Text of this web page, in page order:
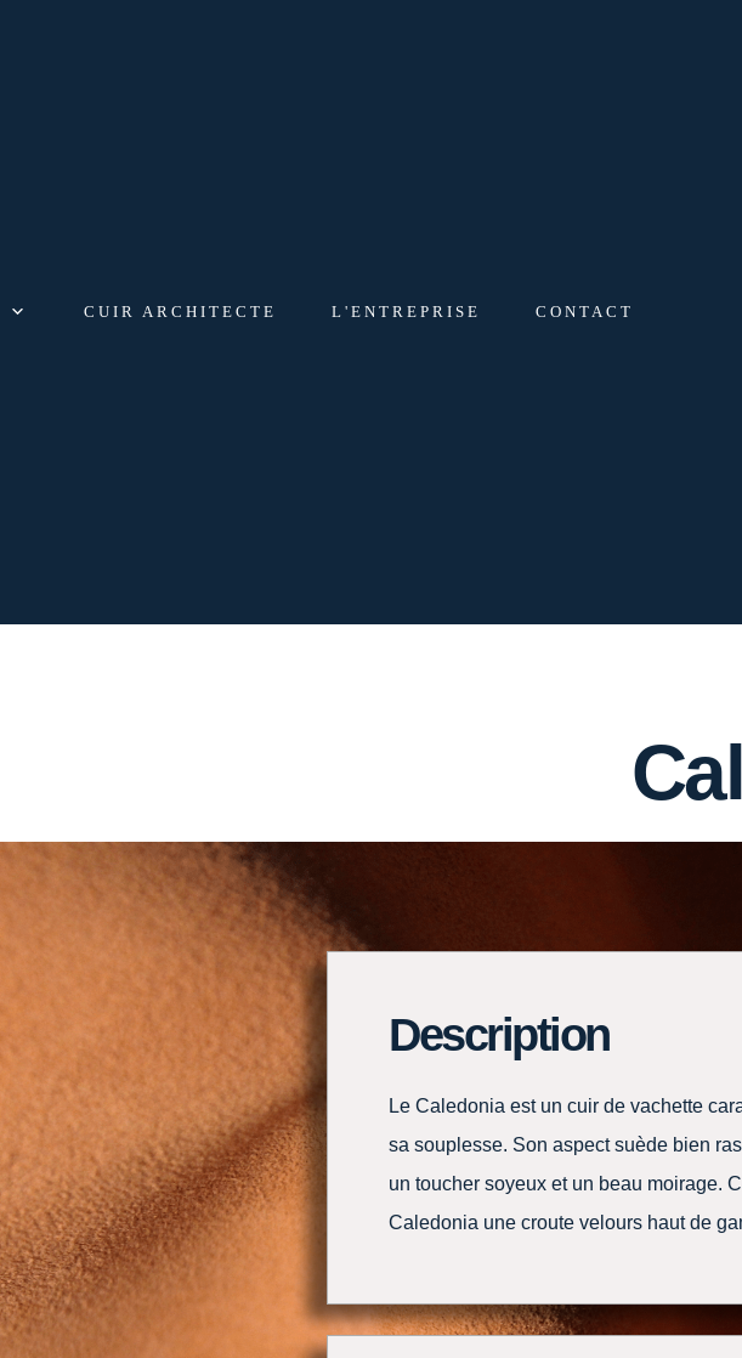
CUIR ARCHITECTE L'ENTREPRISE CONTACT
Description
Le Caledonia est un cuir de vachette
sa souplesse. Son aspect suède bien
un toucher soyeux et un beau moirage.
Caledonia une croute velours haut de